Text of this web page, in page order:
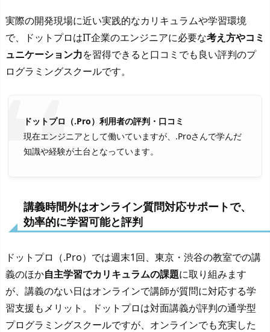
実際の開発現場に近い実践的なカリキュラムや学習環境
で、ドットプロはIT企業のエンジニアに必要な考え方やコミ
ュニケーション力を習得できると口コミでも良い評判のプ
ログラミングスクールです。
ドットプロ（.Pro）利用者の評判・口コミ
現在エンジニアとして働いていますが、.Proさんで学んだ
知識や経験が土台となっています。
講義時間外はオンライン質問対応サポートで、
効率的に学習可能と評判
ドットプロ（.Pro）では週末1回、東京・渋谷の教室での講
義のほか自主学習でカリキュラムの課題に取り組みます
が、講義のない日はオンラインで講師が質問に対応する学
習支援もメリット。ドットプロは対面講義が評判の通学型
プログラミングスクールですが、オンラインでも充実した